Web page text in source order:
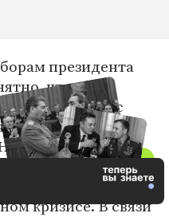
президента
что
справиться с
проблемой
протяжении
страна не может
роста и
кризисе. В связи